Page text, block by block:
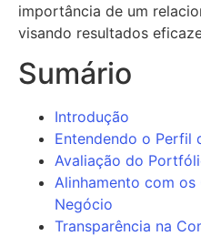
importância de um
visando resultados
Sumário
Introdução
Entendendo o Perfil
Avaliação do
Alinhamento com
Negócio
Transparência na